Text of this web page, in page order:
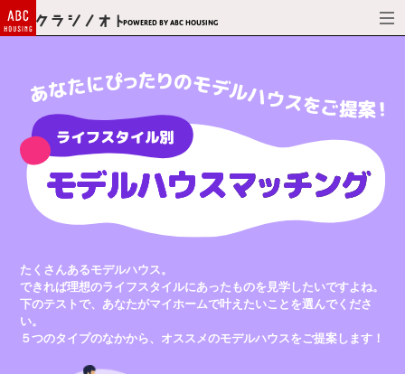
Powered by ABC HOUSING
たくさんあるモデルハウス。
できれば理想のライフスタイルにあったものを見学したいですよね。
下のテストで、あなたがマイホームで叶えたいことを選んでくださ
い。
５つのタイプのなかから、オススメのモデルハウスをご提案します！